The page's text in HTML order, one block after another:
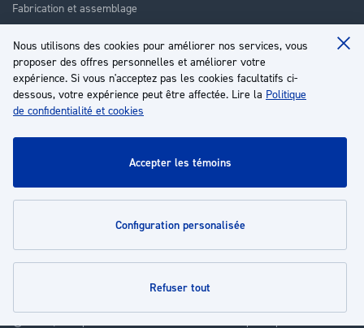
Nous utilisons des cookies pour améliorer nos services, vous
proposer des offres personnelles et améliorer votre
expérience. Si vous n'acceptez pas les cookies facultatifs ci-
dessous, votre expérience peut être affectée. Lire la Politique
de confidentialité et cookies
accepter les témoins
configuration personalisée
refuser tout
Fabrication et assemblage
Réparation
Formation
À propos
Service client